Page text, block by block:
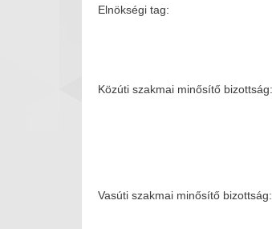
Elnökségi tag:
Szabó
Közúti szakmai minősítő
Somlai
Soós
Vasúti szakmai minősítő